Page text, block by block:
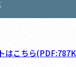
はこちら